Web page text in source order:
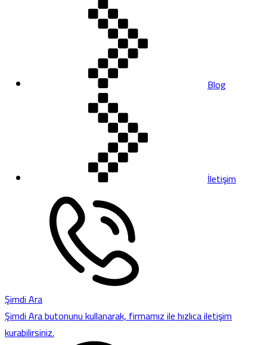
Blog
İletişim
Şimdi Ara
Şimdi Ara butonunu kullanarak, firmamız ile hızlıca iletişim
kurabilirsiniz.